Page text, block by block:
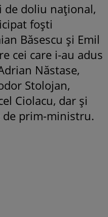
de doliu național,
foști
Băsescu și Emil
cei care i-au adus
Năstase,
Stolojan,
Ciolacu, dar și
de prim-ministru.